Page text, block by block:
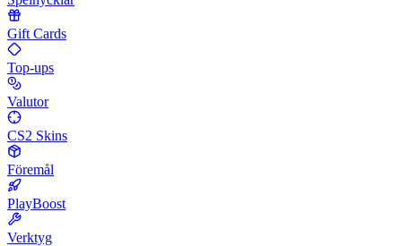
Gift Cards
Top-ups
Valutor
CS2 Skins
Föremål
PlayBoost
Verktyg